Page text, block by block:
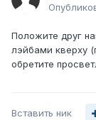
Положите друг
лэйбами кверху
обретите
Вставить ник